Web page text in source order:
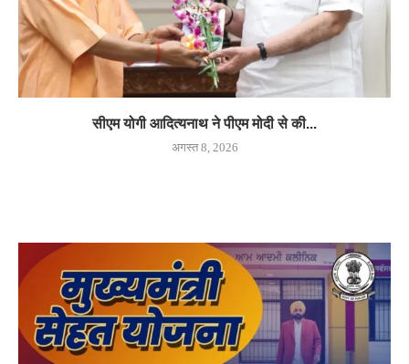
सीएम योगी आदित्यनाथ ने पीएम मोदी से की...
अगस्त 8, 2026